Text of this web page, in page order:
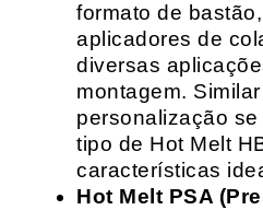
formato de
aplicadores de
diversas
montagem.
personalização
tipo de Hot Melt
características
Hot Melt PSA